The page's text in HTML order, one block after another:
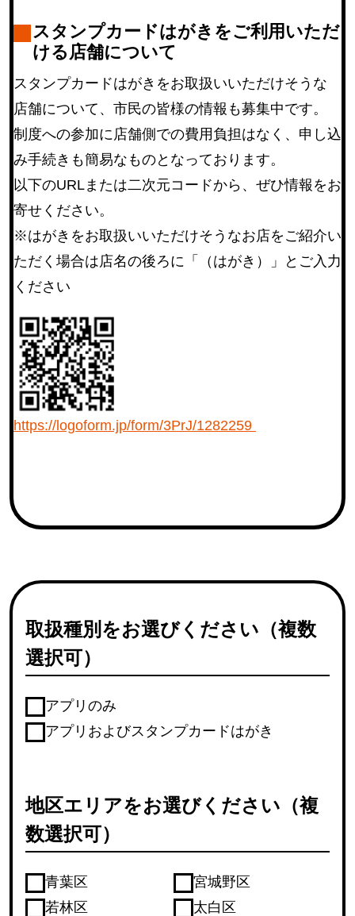
スタンプカードはがきをご利用いただ
ける店舗について
スタンプカードはがきをお取扱いいただけそうな
店舗について、市民の皆様の情報も募集中です。
制度への参加に店舗側での費用負担はなく、申し込
み手続きも簡易なものとなっております。
以下のURLまたは二次元コードから、ぜひ情報をお
寄せください。
※はがきをお取扱いいただけそうなお店をご紹介い
ただく場合は店名の後ろに「（はがき）」とご入力
ください
https://logoform.jp/form/3PrJ/1282259
取扱種別をお選びください（複数
選択可）
アプリのみ
アプリおよびスタンプカードはがき
地区エリアをお選びください（複
数選択可）
青葉区
宮城野区
若林区
太白区